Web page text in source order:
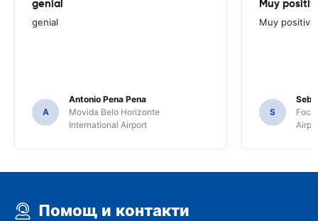
genial
genial
A
Antonio Pena Pena
Movida Belo Horizonte
International Airport
Muy
Muy positiva
S
Foco
Помощ и контакти